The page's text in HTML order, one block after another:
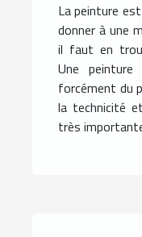
La peinture
donner à une
il faut en
Une
forcément du
la technicité
très